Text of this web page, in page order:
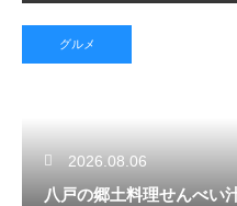
グルメ
2026.08.06
八戸の郷土料理せんべい